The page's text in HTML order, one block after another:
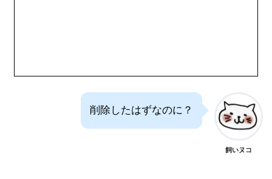
削除したはずなのに？
飼いヌコ